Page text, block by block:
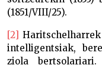
(1851/VIII/25).
[2]
intelligentsiak,
ziola